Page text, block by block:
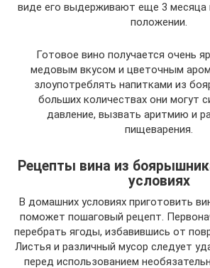
виде его выдерживают еще 3 месяца
положении.
Готовое вино получается очень
медовым вкусом и цветочным
злоупотреблять напитками из
больших количествах они могут
давление, вызвать аритмию и
пищеварения.
Рецепты вина из
условиях
В домашних условиях приготовить
поможет пошаговый рецепт.
перебрать ягоды, избавившись от
Листья и различный мусор следует
перед использованием